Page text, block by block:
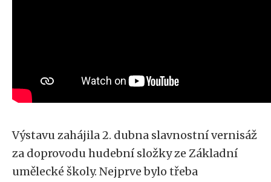
Výstavu zahájila 2. dubna slavnostní vernisáž
za doprovodu hudební složky ze Základní
umělecké školy. Nejprve bylo třeba